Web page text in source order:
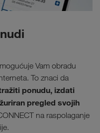
Vam obradu
To znaci da
ponudu, izdati
pregled svojih
na raspolaganje